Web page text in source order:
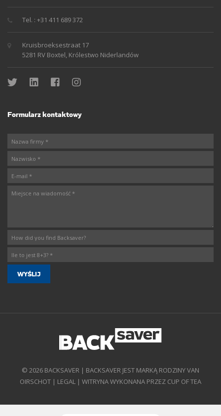
Tel. : +31 411 689 372
Kruisbroeksestraat 17
5281 RV Boxtel, Królestwo Niderlandów
Formularz kontaktowy
© 2026 BACKSAVER | BACKSAVER JEST MARKĄ RODZINY VAN
OIRSCHOT | LEGAL | WITRYNA WYKONANA PRZEZ CUP OF TEA